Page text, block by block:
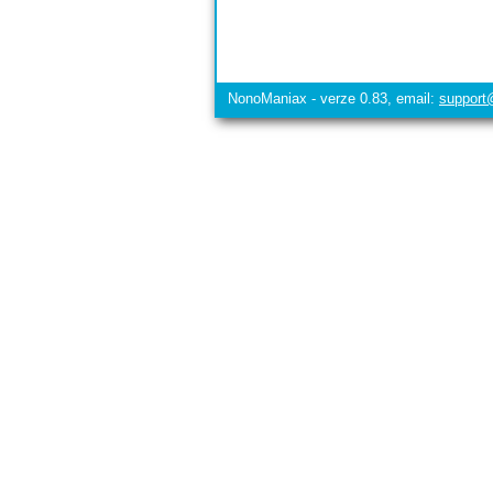
NonoManiax - verze 0.83, email: